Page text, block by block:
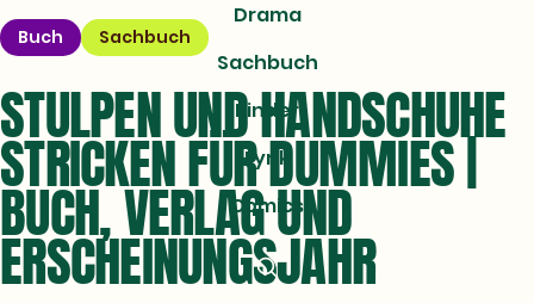
Drama
Sachbuch
Kinder
Lyrik
Comics
Buch Sachbuch
STULPEN UND HANDSCHUHE
STRICKEN FÜR DUMMIES |
BUCH, VERLAG UND
ERSCHEINUNGSJAHR